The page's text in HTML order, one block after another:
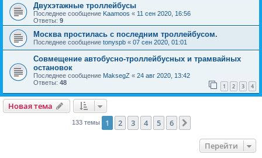
Двухэтажные троллейбусы
Последнее сообщение Kaamoos « 11 сен 2020, 16:56
Ответы: 9
Москва простилась с последним троллейбусом.
Последнее сообщение tonyspb « 07 сен 2020, 01:01
Совмещение автобусно-троллейбусных и трамвайных
остановок
Последнее сообщение MaksegZ « 24 авг 2020, 13:42
Ответы: 48 1 2 3 4
Новая тема
133 темы 1 2 3 4 5 6
Перейти